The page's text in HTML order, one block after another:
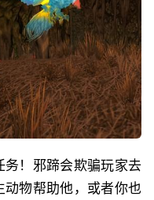
！邪蹄会欺骗玩家去
物帮助他，或者你也